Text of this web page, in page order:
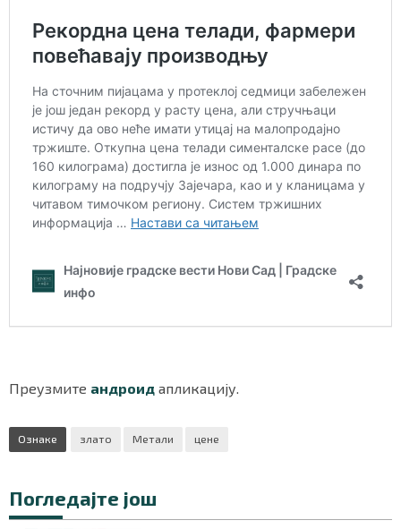
Преузмите андроид апликацију.
Ознаке злато Метали цене
Погледајте још